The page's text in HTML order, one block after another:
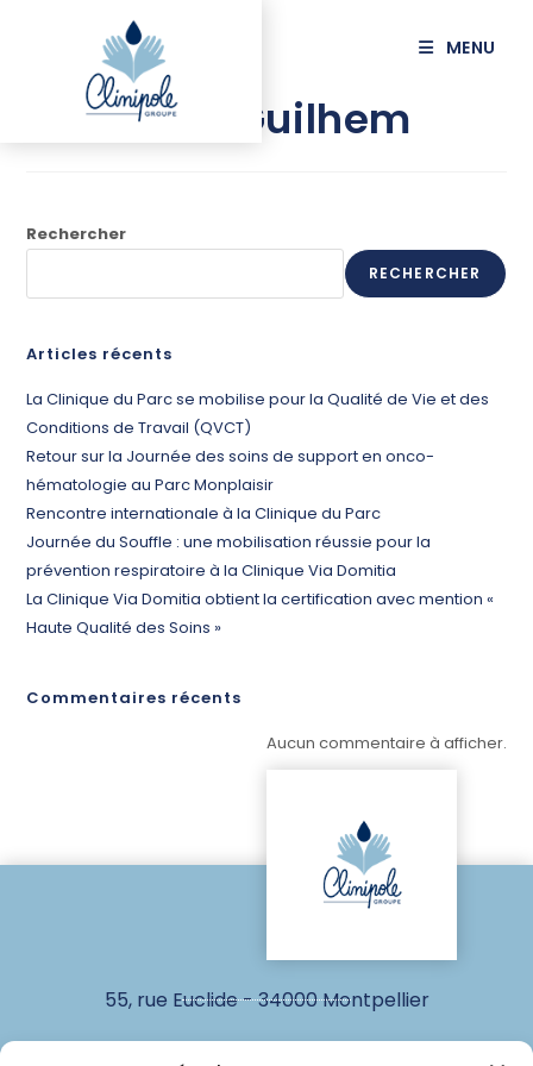
MENU
ESCUDIER Guilhem
Rechercher
RECHERCHER
Articles récents
La Clinique du Parc se mobilise pour la Qualité de Vie et des
Conditions de Travail (QVCT)
Retour sur la Journée des soins de support en onco-
hématologie au Parc Monplaisir
Rencontre internationale à la Clinique du Parc
Journée du Souffle : une mobilisation réussie pour la
prévention respiratoire à la Clinique Via Domitia
La Clinique Via Domitia obtient la certification avec mention «
Haute Qualité des Soins »
Commentaires récents
Aucun commentaire à afficher.
55, rue Euclide - 34000 Montpellier